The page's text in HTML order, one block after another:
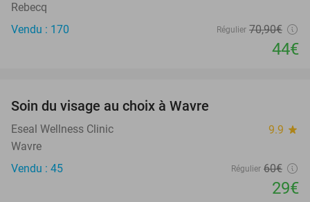
Rebecq
Vendu : 170
Régulier 70,90€
44€
Soin du visage au choix à Wavre
Eseal Wellness Clinic 9.9 star
Wavre
Vendu : 45
Régulier 60€
29€